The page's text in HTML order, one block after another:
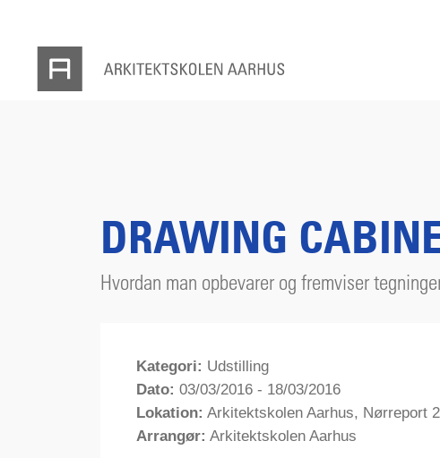
DRAWING
Hvordan man opbevarer og fremviser
Kategori: Udstilling
Dato: 03/03/2016 - 18/03/2016
Lokation: Arkitektskolen Aarhus, Nørreport
Arrangør: Arkitektskolen Aarhus